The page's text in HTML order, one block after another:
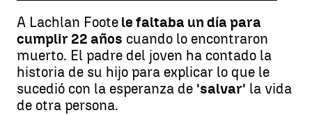
A Lachlan Foote le faltaba un día para
cumplir 22 años cuando lo encontraron
muerto. El padre del joven ha contado la
historia de su hijo para explicar lo que le
sucedió con la esperanza de 'salvar' la vida
de otra persona.